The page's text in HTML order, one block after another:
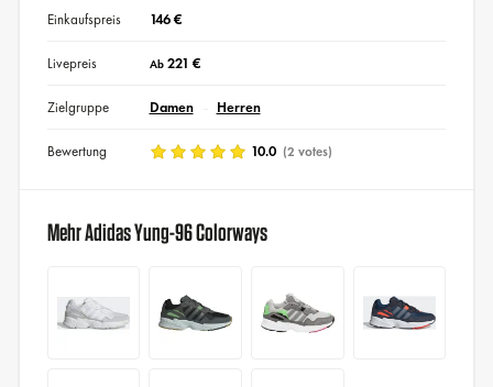
Einkaufspreis 146 €
Livepreis Ab221 €
Zielgruppe Damen Herren
Bewertung 10.0 (2 votes)
Mehr Adidas Yung-96 Colorways